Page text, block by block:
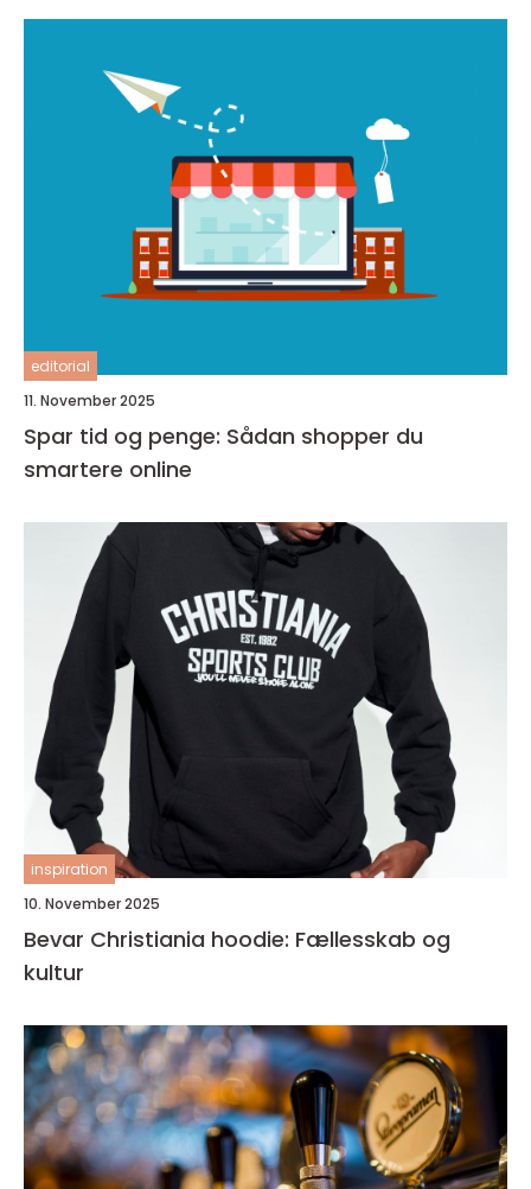
editorial
11. November 2025
Spar tid og penge: Sådan shopper du
smartere online
inspiration
10. November 2025
Bevar Christiania hoodie: Fællesskab og
kultur